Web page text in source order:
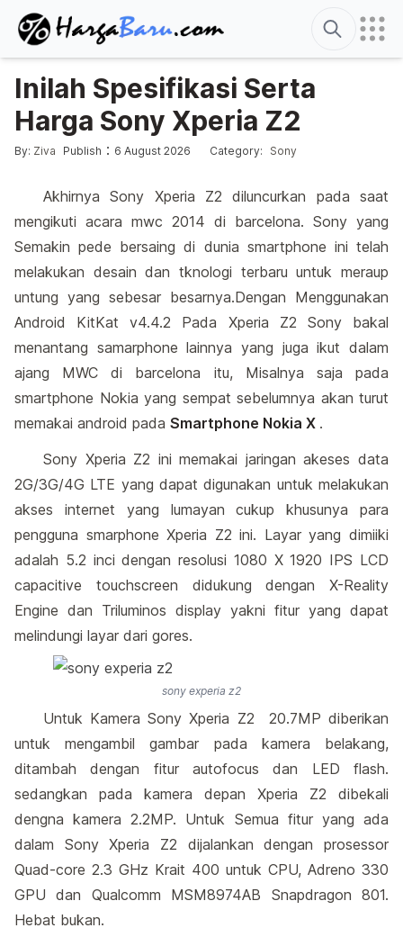
Search
Inilah Spesifikasi Serta
Harga Sony Xperia Z2
Posted by
By: Ziva Publish : 6 August 2026 :
Posted in
Category: Sony
Akhirnya Sony Xperia Z2 diluncurkan pada saat
mengikuti acara mwc 2014 di barcelona. Sony yang
Semakin pede bersaing di dunia smartphone ini telah
melakukan desain dan tknologi terbaru untuk meraup
untung yang sebesar besarnya.Dengan Menggunakan
Android KitKat v4.4.2 Pada Xperia Z2 Sony bakal
menantang samarphone lainnya yang juga ikut dalam
ajang MWC di barcelona itu, Misalnya saja pada
smartphone Nokia yang sempat sebelumnya akan turut
memakai android pada Smartphone Nokia X .
Sony Xperia Z2 ini memakai jaringan akeses data
2G/3G/4G LTE yang dapat digunakan untuk melakukan
akses internet yang lumayan cukup khusunya para
pengguna smarphone Xperia Z2 ini. Layar yang dimiiki
adalah 5.2 inci dengan resolusi 1080 X 1920 IPS LCD
capacitive touchscreen didukung dengan X-Reality
Engine dan Triluminos display yakni fitur yang dapat
melindungi layar dari gores.
sony experia z2
Untuk Kamera Sony Xperia Z2 20.7MP diberikan
untuk mengambil gambar pada kamera belakang,
ditambah dengan fitur autofocus dan LED flash.
sedangkan pada kamera depan Xperia Z2 dibekali
dengna kamera 2.2MP. Untuk Semua fitur yang ada
dalam Sony Xperia Z2 dijalankan dengan prosessor
Quad-core 2.3 GHz Krait 400 untuk CPU, Adreno 330
GPU dan Qualcomm MSM8974AB Snapdragon 801.
Hebat bukan.